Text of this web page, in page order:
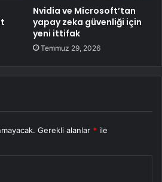
Nvidia ve Microsoft’tan
yapay zeka güvenliği için
yeni ittifak
Temmuz 29, 2026
Gerekli alanlar * ile